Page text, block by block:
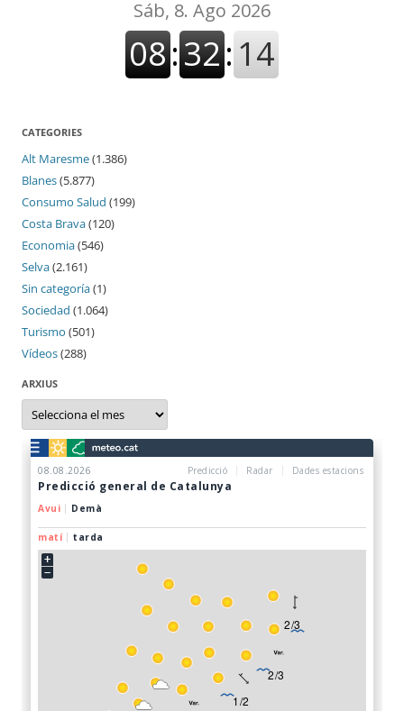
CATEGORIES
Alt Maresme(1.386)
Blanes(5.877)
Consumo Salud (199)
Costa Brava(120)
Economia(546)
Selva(2.161)
Sin categoría(1)
Sociedad (1.064)
Turismo (501)
Vídeos(288)
ARXIUS
Arxius